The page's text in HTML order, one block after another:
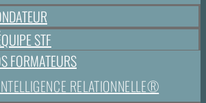
STF
FORMATEURS
RELATIONNELLE®